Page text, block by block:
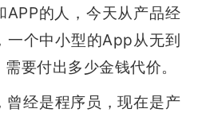
APP的人，今天从产品经
一个中小型的App从无到
要付出多少金钱代价。
曾经是程序员，现在是产